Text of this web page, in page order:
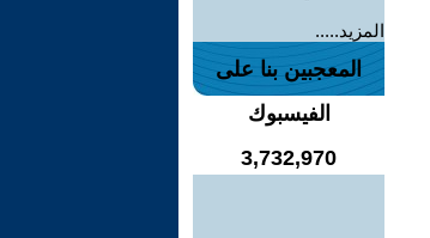
المزيد.....
المعجبين بنا على
الفيسبوك
3,732,970